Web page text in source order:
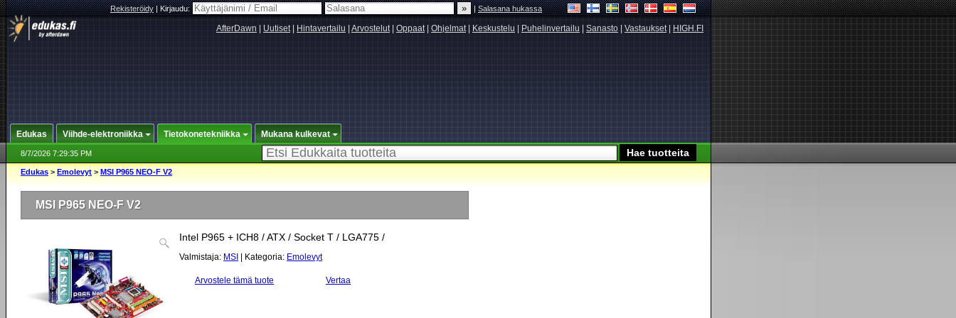
Rekisteröidy|Kirjaudu: |Salasana hukassa
AfterDawn Uutiset| Hintavertailu Arvostelut| Oppaat| Ohjelmat| Keskustelu Puhelinvertailu Sanasto Vastaukset| HIGH.FI
Edukas Viihde-elektroniikka Tietokonetekniikka Mukana kulkevat
8/7/2026 7:29:35 PM
Edukas > Emolevyt > MSI P965 NEO-F V2
MSI P965 NEO-F V2
Intel P965 + ICH8 / ATX / Socket T / LGA775 /
Valmistaja: MSI | Kategoria: Emolevyt
Arvostele tämä tuote Vertaa